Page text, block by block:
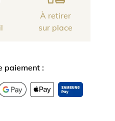
À retirer
sur place
paiement :